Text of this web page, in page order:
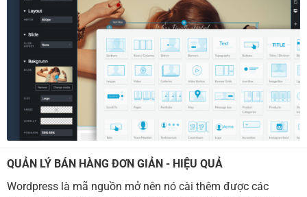
QUẢN LÝ BÁN HÀNG ĐƠN GIẢN - HIỆU QUẢ
Wordpress là mã nguồn mở nên nó cài thêm được các